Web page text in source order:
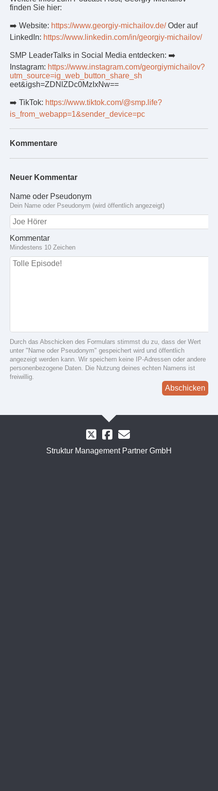
finden Sie hier:
➡️ Website: https://www.georgiy-michailov.de/Oder auf
LinkedIn: https://www.linkedin.com/in/georgiy-michailov/
SMP LeaderTalks in Social Media entdecken: ➡️
Instagram: https://www.instagram.com/georgiymichailov?
utm_source=ig_web_button_share_sh
eet&igsh=ZDNlZDc0MzIxNw==
➡️ TikTok: https://www.tiktok.com/@smp.life?
is_from_webapp=1&sender_device=pc
Kommentare
Neuer Kommentar
Name oder Pseudonym
Dein Name oder Pseudonym (wird öffentlich angezeigt)
Kommentar
Mindestens 10 Zeichen
Durch das Abschicken des Formulars stimmst du zu, dass der Wert
unter "Name oder Pseudonym" gespeichert wird und öffentlich
angezeigt werden kann. Wir speichern keine IP-Adressen oder andere
personenbezogene Daten. Die Nutzung deines echten Namens ist
freiwillig.
Abschicken
Struktur Management Partner GmbH